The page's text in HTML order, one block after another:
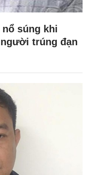
súng khi
trúng đạn